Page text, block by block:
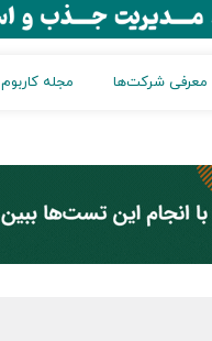
معرفی شرکت‌ها مجله کاربوم